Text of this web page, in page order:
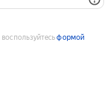
формой